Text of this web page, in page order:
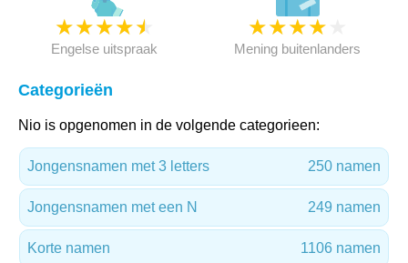
★★★★★
Engelse uitspraak
★★★★
Mening buitenlanders
Categorieën
Nio is opgenomen in de volgende categorieen:
Jongensnamen met 3 letters 250 namen
Jongensnamen met een N 249 namen
Korte namen 1106 namen